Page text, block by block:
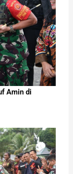
Amin di